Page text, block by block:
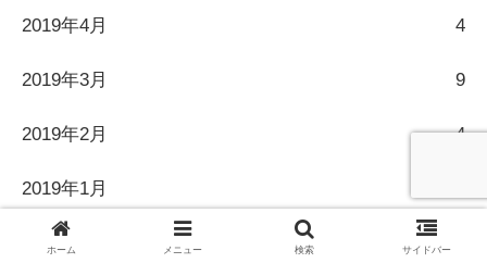
2019年4月 4
2019年3月 9
2019年2月 4
2019年1月
2018年12月
ホーム メニュー 検索 サイドバー